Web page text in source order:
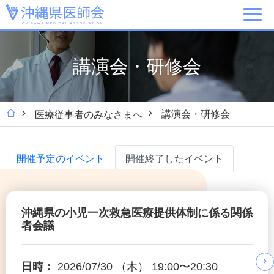
講演会・研修会
医療従事者のみなさまへ 講演会・研修会
開催予定のイベント 開催終了したイベント
沖縄県の小児一次救急医療提供体制に係る関係
者会議
日時：
2026/07/30 （木） 19:00〜20:30